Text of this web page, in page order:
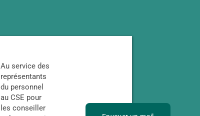
Au service des
représentants
du personnel
au CSE pour
les conseiller